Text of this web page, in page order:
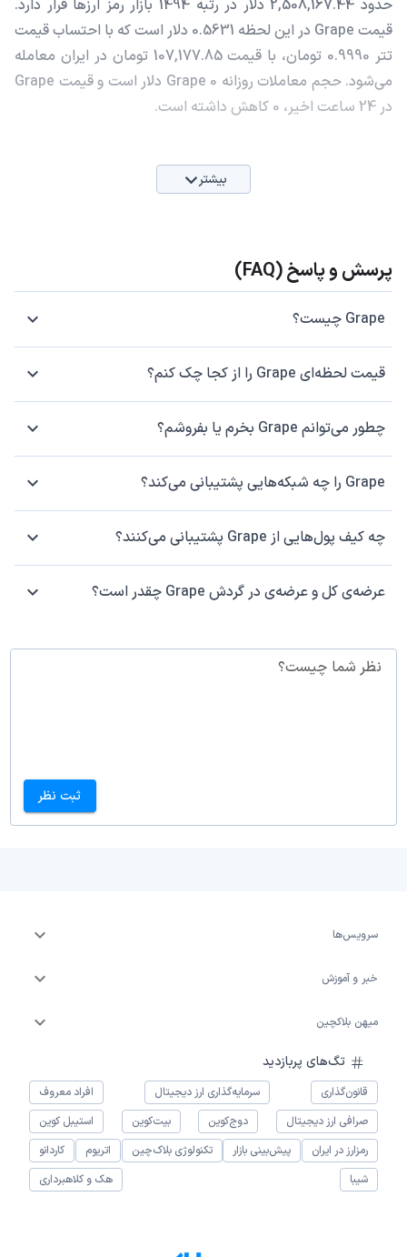
حدود 2,508,167.44 دلار در رتبه 1494 بازار رمز ارزها قرار دارد.
قیمت Grape در این لحظه 0.5631 دلار است که با احتساب قیمت
تتر 0.9990 تومان، با قیمت 107,177.85 تومان در ایران معامله
می‌شود. حجم معاملات روزانه Grape 0 دلار است و قیمت Grape
در 24 ساعت اخیر، 0 کاهش داشته است.
بیشتر
پرسش و پاسخ (FAQ)
Grape چیست؟
قیمت لحظه‌ای Grape را از کجا چک کنم؟
چطور می‌توانم Grape بخرم یا بفروشم؟
Grape را چه شبکه‌هایی پشتیبانی می‌کند؟
چه کیف پول‌هایی از Grape پشتیبانی می‌کنند؟
عرضه‌ی کل و عرضه‌ی در گردش Grape چقدر است؟
نظر شما چیست؟
ثبت نظر
سرویس‌ها
خبر و آموزش
میهن بلاکچین
تگ‌های پربازدید
قانون‌گذاری سرمایه‌گذاری ارز دیجیتال
افراد معروف
صرافی ارز دیجیتال
دوج‌کوین بیت‌کوین
استیبل کوین
رمزارز در ایران
پیش‌بینی بازار تکنولوژی بلاک‌چین اتریوم
کاردانو
شیبا
هک و کلاهبرداری